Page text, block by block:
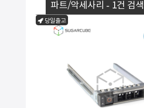
파트/악세사리 - 1건 검
당일출고